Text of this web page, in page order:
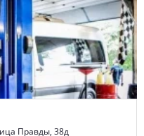
Правды, 38д